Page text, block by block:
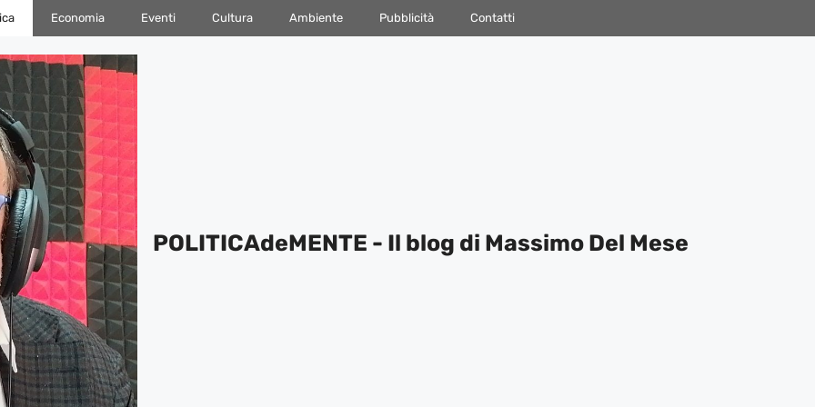
Economia Eventi Cultura Ambiente Pubblicità Contatti
POLITICAdeMENTE - Il blog di Massimo Del Mese